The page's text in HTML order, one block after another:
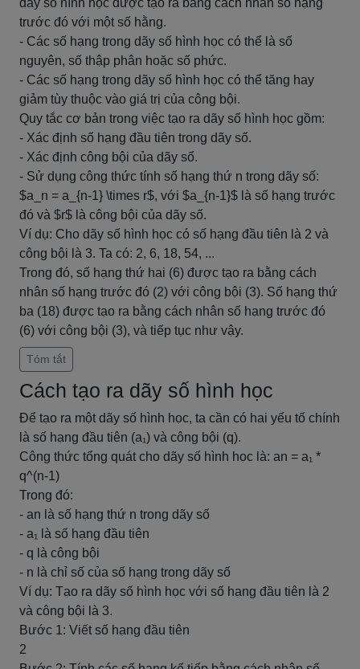
dãy số hình học được tạo ra bằng cách nhân số hạng
trước đó với một số hằng.
- Các số hạng trong dãy số hình học có thể là số
nguyên, số thập phân hoặc số phức.
- Các số hạng trong dãy số hình học có thể tăng hay
giảm tùy thuộc vào giá trị của công bội.
Quy tắc cơ bản trong việc tạo ra dãy số hình học gồm:
- Xác định số hạng đầu tiên trong dãy số.
- Xác định công bội của dãy số.
- Sử dụng công thức tính số hạng thứ n trong dãy số:
$a_n = a_{n-1} \times r$, với $a_{n-1}$ là số hạng trước
đó và $r$ là công bội của dãy số.
Ví dụ: Cho dãy số hình học có số hạng đầu tiên là 2 và
công bội là 3. Ta có: 2, 6, 18, 54, ...
Trong đó, số hạng thứ hai (6) được tạo ra bằng cách
nhân số hạng trước đó (2) với công bội (3). Số hạng thứ
ba (18) được tạo ra bằng cách nhân số hạng trước đó
(6) với công bội (3), và tiếp tục như vậy.
Tóm tắt
Cách tạo ra dãy số hình học
Để tạo ra một dãy số hình học, ta cần có hai yếu tố chính
là số hạng đầu tiên (a₁) và công bội (q).
Công thức tổng quát cho dãy số hình học là: an = a₁ *
q^(n-1)
Trong đó:
- an là số hạng thứ n trong dãy số
- a₁ là số hạng đầu tiên
- q là công bội
- n là chỉ số của số hạng trong dãy số
Ví dụ: Tạo ra dãy số hình học với số hạng đầu tiên là 2
và công bội là 3.
Bước 1: Viết số hạng đầu tiên
2